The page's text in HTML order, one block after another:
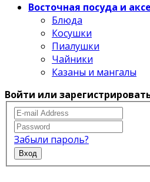
Восточная посуда и
Блюда
Косушки
Пиалушки
Чайники
Казаны и мангалы
Войти или
Забыли пароль?
Вход